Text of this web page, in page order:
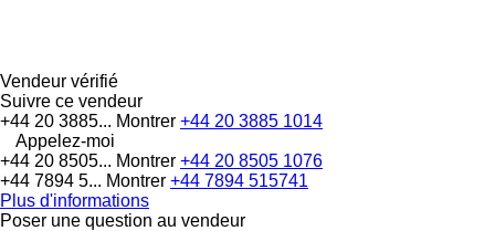
Vendeur vérifié
Suivre ce vendeur
+44 20 3885... Montrer +44 20 3885 1014
Appelez-moi
+44 20 8505... Montrer +44 20 8505 1076
+44 7894 5... Montrer +44 7894 515741
Plus d'informations
Poser une question au vendeur